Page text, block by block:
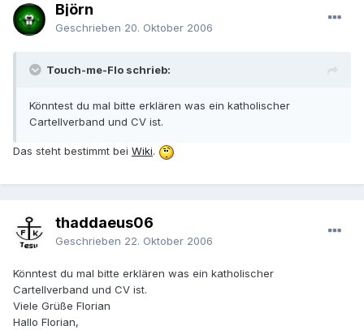
Björn
Geschrieben 20. Oktober 2006
Touch-me-Flo schrieb:
Könntest du mal bitte erklären was ein katholischer
Cartellverband und CV ist.
Das steht bestimmt bei Wiki.
thaddaeus06
Geschrieben 22. Oktober 2006
Könntest du mal bitte erklären was ein katholischer
Cartellverband und CV ist.
Viele Grüße Florian
Hallo Florian,